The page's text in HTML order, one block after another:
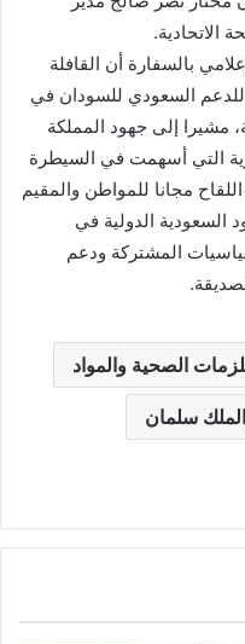
الاتحادية.
بالسفارة أن القافلة
للدعم السعودي للسودان في
مشيرا إلى جهود المملكة
التي أسهمت في السيطرة
مجانا للمواطن والمقيم
السعودية الدولية في
المشتركة ودعم
الصحية والمواد
سلمان